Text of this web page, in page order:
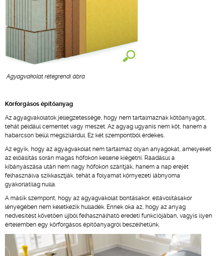
Agyagvakolat rétegrendi ábra
Körforgásos építőanyag
Az agyagvakolatok jellegzetessége, hogy nem tartalmaznak kötőanyagot,
tehát például cementet vagy meszet. Az agyag ugyanis nem köt, hanem a
habarcson belül megszilárdul. Ez két szempontból érdekes.
Az egyik, hogy az agyagvakolat nem tartalmaz olyan anyagokat, amelyeket
az előállítás során magas hőfokon kellene kiégetni. Ráadásul a
kibányászása után nem nagy hőfokon szárítják, hanem a nap erejét
felhasználva szikkasztják, tehát a folyamat környezeti lábnyoma
gyakorlatilag nulla.
A másik szempont, hogy az agyagvakolat bontásakor, eltávolításakor
lényegében nem keletkezik hulladék. Ennek oka az, hogy az anyag
nedvesítést követően újból felhasználható eredeti funkciójában, vagyis ilyen
értelemben egy körforgásos építőanyagról beszélhetünk.